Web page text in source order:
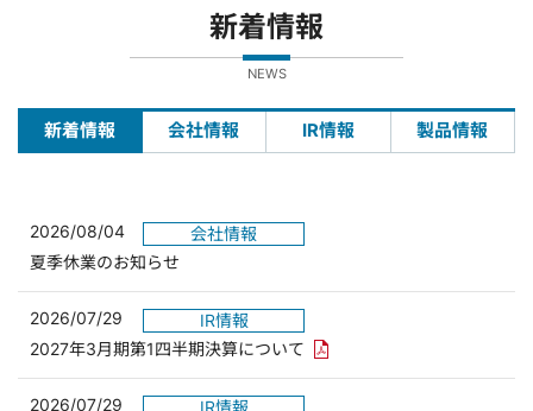
新着情報
NEWS
新着情報 会社情報 IR情報 製品情報
2026/08/04
会社情報
夏季休業のお知らせ
2026/07/29
IR情報
2027年3月期第1四半期決算について PDFリンクを新しいウィンド
2026/07/29
IR情報